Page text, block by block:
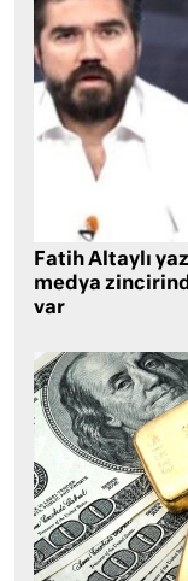
Fatih Altaylı
medya
var